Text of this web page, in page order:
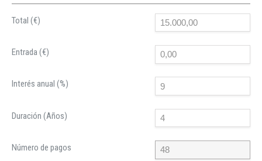
Total (€)
Entrada (€)
Interés anual (%)
Duración (Años)
Número de pagos